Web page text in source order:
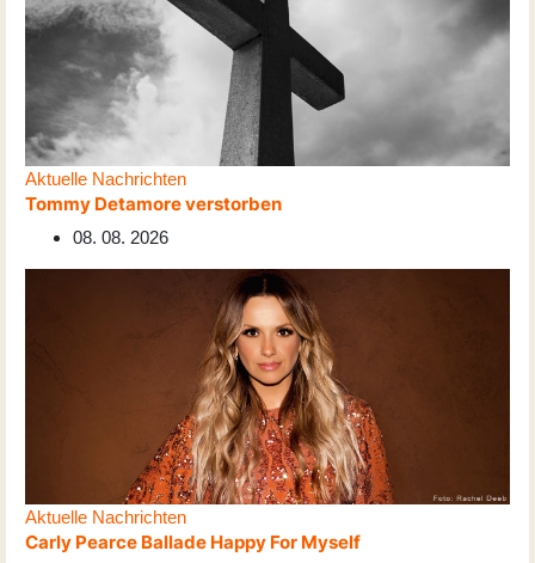
Aktuelle Nachrichten
Tommy Detamore verstorben
08. 08. 2026
Aktuelle Nachrichten
Carly Pearce Ballade Happy For Myself